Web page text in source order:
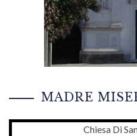
MADRE
Chiesa Di